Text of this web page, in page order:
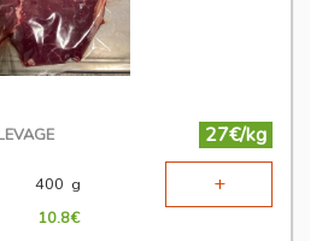
27€/kg
400 g +
10.8€